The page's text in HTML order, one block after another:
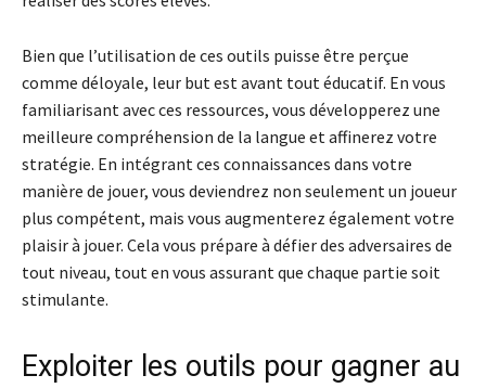
Bien que l’utilisation de ces outils puisse être perçue
comme déloyale, leur but est avant tout éducatif. En vous
familiarisant avec ces ressources, vous développerez une
meilleure compréhension de la langue et affinerez votre
stratégie. En intégrant ces connaissances dans votre
manière de jouer, vous deviendrez non seulement un joueur
plus compétent, mais vous augmenterez également votre
plaisir à jouer. Cela vous prépare à défier des adversaires de
tout niveau, tout en vous assurant que chaque partie soit
stimulante.
Exploiter les outils pour gagner au